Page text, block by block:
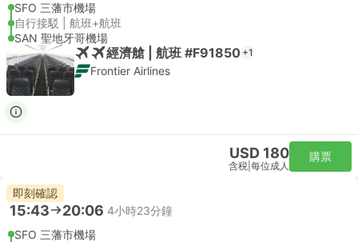
SFO 三藩市機場
自行接駁 | 航班+航班
SAN 聖地牙哥機場
經濟艙 | 航班 #F91850 +1
Frontier Airlines
USD 180
含税 每位成人
購票
即刻確認
15:43 20:06 4小時23分鐘
SFO 三藩市機場